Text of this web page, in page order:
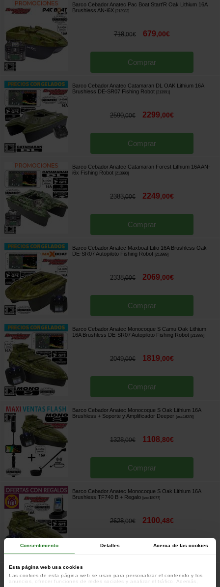
Consentimiento Detalles Acerca de las cookies
Esta página web usa cookies
Las cookies de esta página web se usan para personalizar el contenido y los
anuncios, ofrecer funciones de redes sociales y analizar el tráfico. Además,
Barco Cebador Anatec Pac Boat Start'R Oak Lithium 16A
Brushless AN-i6X [213983]
718,00€ 679,00€
Comprar
Barco Cebador Anatec Catamaran DL OAK Lithium 16A
Brushless DE-SR07 Fishing Robot [213991]
2590,00€ 2299,00€
Comprar
Barco Cebador Anatec Catamaran Forest Lithium 16A AN-
i6x Fishing Robot [213990]
2383,00€ 2249,00€
Comprar
Barco Cebador Anatec Maxboat Litio 16A Brushless Oak
DE-SR07 Autopiloto Fishing Robot [213989]
2338,00€ 2069,00€
Comprar
Barco Cebador Anatec Monocoque S Camu Oak Lithium
16A Brushless DE-SR07 Autopiloto Fishing Robot [213988]
2049,00€ 1819,00€
Comprar
Barco Cebador Anatec Monocoque S Oak Lithium 16A
Brushless + Soporte y Amplificador Deeper [esc18078]
1328,00€ 1108,80€
Comprar
Barco Cebador Anatec Monocoque S Oak Lithium 16A
Brushless TF740 B + Regalo [esc18077]
2628,00€ 2100,48€
Comprar
Brushless DE-SR07 X-Pilot [ esc18076]